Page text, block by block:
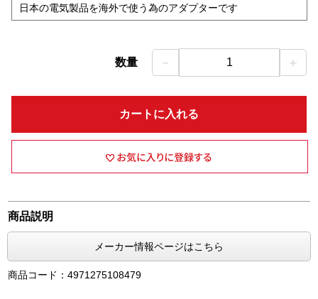
日本の電気製品を海外で使う為のアダプターです
数量 － 1 ＋
カートに入れる
商品説明
メーカー情報ページはこちら
商品コード：4971275108479